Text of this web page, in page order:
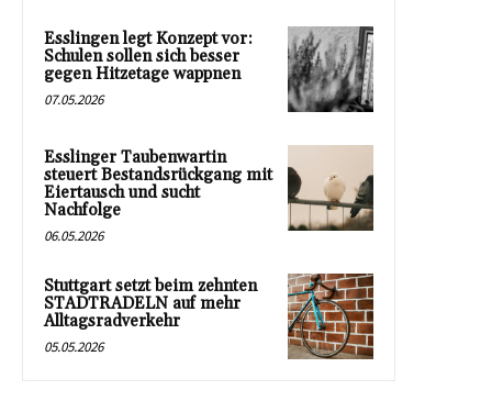
Esslingen legt Konzept vor:
Schulen sollen sich besser
gegen Hitzetage wappnen
07.05.2026
Esslinger Taubenwartin
steuert Bestandsrückgang mit
Eiertausch und sucht
Nachfolge
06.05.2026
Stuttgart setzt beim zehnten
STADTRADELN auf mehr
Alltagsradverkehr
05.05.2026